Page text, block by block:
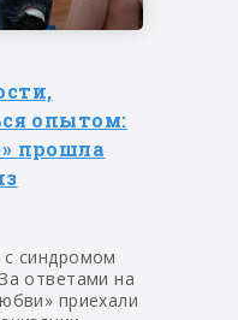
опытом:
прошла
синдромом
ответами на
приехали